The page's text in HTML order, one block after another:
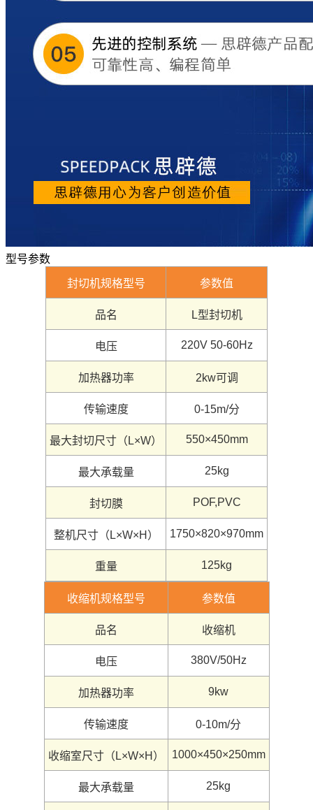
型号参数
封切机规格型号 参数值
品名 L型封切机
电压 220V 50-60Hz
加热器功率 2kw可调
传输速度 0-15m/分
最大封切尺寸（L×W） 550×450mm
最大承载量 25kg
封切膜 POF,PVC
整机尺寸（L×W×H） 1750×820×970mm
重量 125kg
收缩机规格型号 参数值
品名 收缩机
电压 380V/50Hz
加热器功率 9kw
传输速度 0-10m/分
收缩室尺寸（L×W×H） 1000×450×250mm
最大承载量 25kg